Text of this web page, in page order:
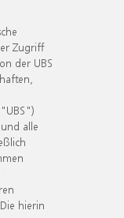
Zugriff
der UBS
alle
hierin